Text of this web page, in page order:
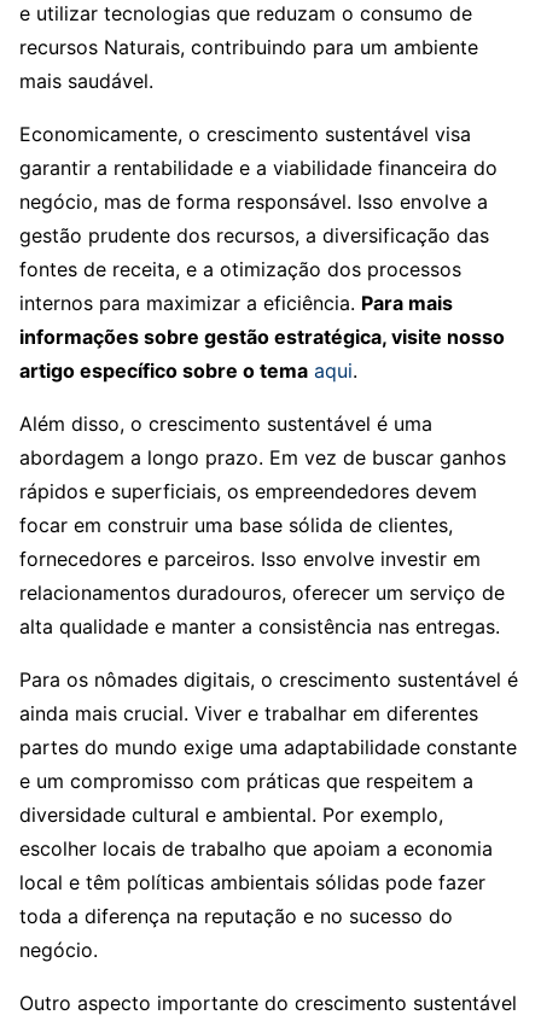
e utilizar tecnologias que reduzam o consumo de
recursos Naturais, contribuindo para um ambiente
mais saudável.
Economicamente, o crescimento sustentável visa
garantir a rentabilidade e a viabilidade financeira do
negócio, mas de forma responsável. Isso envolve a
gestão prudente dos recursos, a diversificação das
fontes de receita, e a otimização dos processos
internos para maximizar a eficiência. Para mais
informações sobre gestão estratégica, visite nosso
artigo específico sobre o tema aqui.
Além disso, o crescimento sustentável é uma
abordagem a longo prazo. Em vez de buscar ganhos
rápidos e superficiais, os empreendedores devem
focar em construir uma base sólida de clientes,
fornecedores e parceiros. Isso envolve investir em
relacionamentos duradouros, oferecer um serviço de
alta qualidade e manter a consistência nas entregas.
Para os nômades digitais, o crescimento sustentável é
ainda mais crucial. Viver e trabalhar em diferentes
partes do mundo exige uma adaptabilidade constante
e um compromisso com práticas que respeitem a
diversidade cultural e ambiental. Por exemplo,
escolher locais de trabalho que apoiam a economia
local e têm políticas ambientais sólidas pode fazer
toda a diferença na reputação e no sucesso do
negócio.
Outro aspecto importante do crescimento sustentável